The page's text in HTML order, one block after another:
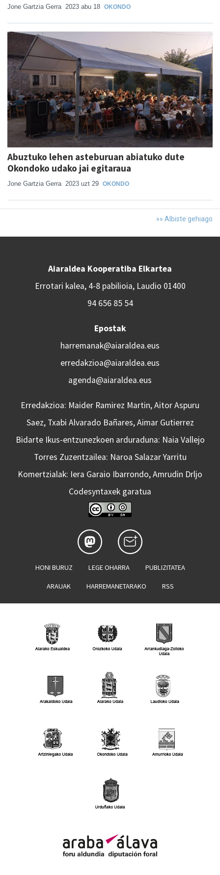
Jone Gartzia Gerra 2023 abu 18 OKONDO
Abuztuko lehen asteburuan abiatuko dute
Okondoko udako jai egitaraua
Jone Gartzia Gerra 2023 uzt 29 OKONDO
»» Albiste gehiago
Aiaraldea Kooperatiba Elkartea
Errotari kalea, 4-8 pabilioia, Laudio 01400
94 656 85 54
Epostak
harremanak@aiaraldea.eus
erredakzioa@aiaraldea.eus
agenda@aiaraldea.eus
Erredakzioa: Maider Ramirez Martin, Aitor Aspuru
Saez, Txabi Alvarado Bañares, Aimar Gutierrez
Bidarte Ikus-entzunezkoen arduraduna: Naia Vallejo
Torres Zuzentzailea: Naroa Salazar Yarritu
Komertzialak: Iera Garaio Ibarrondo, Amrudin Drljo
Codesyntaxek garatua
HONI BURUZ LEGE OHARRA PUBLIZITATEA
ARAUAK HARREMANETARAKO RSS